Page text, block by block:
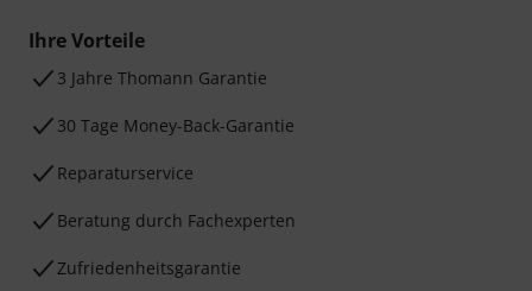
Ihre Vorteile
3 Jahre Thomann Garantie
30 Tage Money-Back-Garantie
Reparaturservice
Beratung durch Fachexperten
Zufriedenheitsgarantie